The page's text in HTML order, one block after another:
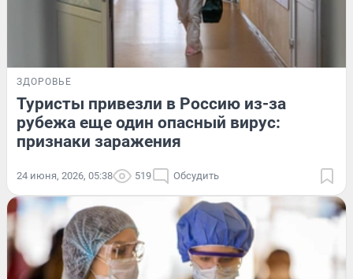
ЗДОРОВЬЕ
Туристы привезли в Россию из-за
рубежа еще один опасный вирус:
признаки заражения
24 июня, 2026, 05:38 519 Обсудить